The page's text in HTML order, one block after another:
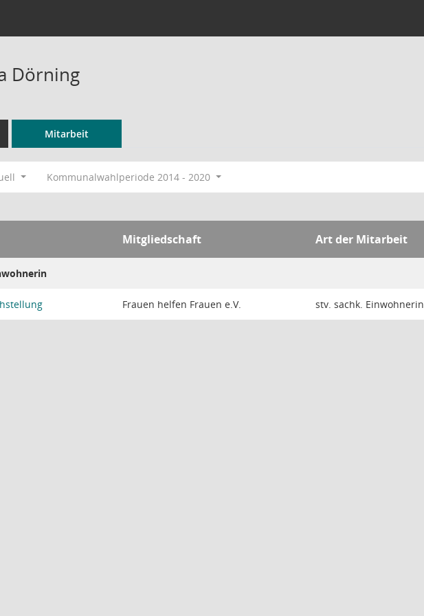
Dörning
Mitarbeit
Kommunalwahlperiode 2014 - 2020
Mitgliedschaft Art der Mitarbeit
Frauen helfen Frauen e.V. stv. sachk. Einwohnerin